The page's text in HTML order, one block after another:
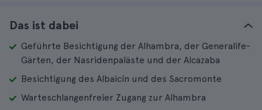
Das ist dabei
Geführte Besichtigung der Alhambra, der Generalife-
Gärten, der Nasridenpaläste und der Alcazaba
Besichtigung des Albaicín und des Sacromonte
Warteschlangenfreier Zugang zur Alhambra